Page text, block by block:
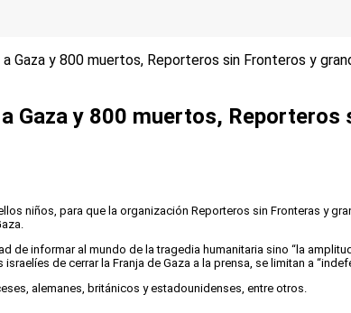
Gaza y 800 muertos, Reporteros sin Fronteros y
Gaza y 800 muertos,
niños, para que la organización Reporteros sin Fronteras y
de informar al mundo de la tragedia humanitaria sino “la
de cerrar la Franja de Gaza a la prensa, se limitan a
alemanes, británicos y estadounidenses, entre otros.